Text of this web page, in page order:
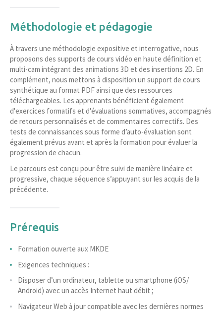
Méthodologie et pédagogie
À travers une méthodologie expositive et interrogative, nous
proposons des supports de cours vidéo en haute définition et
multi-cam intégrant des animations 3D et des insertions 2D. En
complément, nous mettons à disposition un support de cours
synthétique au format PDF ainsi que des ressources
téléchargeables. Les apprenants bénéficient également
d'exercices formatifs et d'évaluations sommatives, accompagnés
de retours personnalisés et de commentaires correctifs. Des
tests de connaissances sous forme d’auto-évaluation sont
également prévus avant et après la formation pour évaluer la
progression de chacun.
Le parcours est conçu pour être suivi de manière linéaire et
progressive, chaque séquence s’appuyant sur les acquis de la
précédente.
Prérequis
Formation ouverte aux MKDE
Exigences techniques :
Disposer d’un ordinateur, tablette ou smartphone (iOS/
Android) avec un accès Internet haut débit ;
Navigateur Web à jour compatible avec les dernières normes